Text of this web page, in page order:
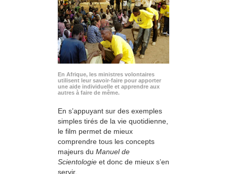
En Afrique, les ministres volontaires
utilisent leur savoir-faire pour apporter
une aide individuelle et apprendre aux
autres à faire de même.
En s’appuyant sur des exemples
simples tirés de la vie quotidienne,
le film permet de mieux
comprendre tous les concepts
majeurs du Manuel de
Scientologie et donc de mieux s’en
servir.